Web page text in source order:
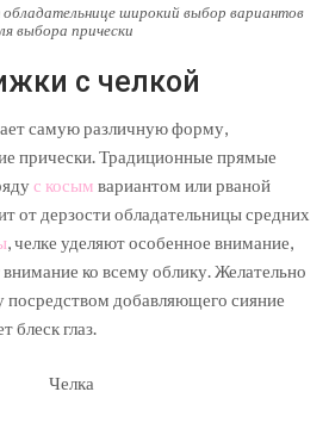
обладательнице широкий выбор вариантов
выбора прически
с челкой
самую различную форму,
прически. Традиционные прямые
с косым вариантом или рваной
от дерзости обладательницы средних
, челке уделяют особенное внимание,
внимание ко всему облику. Желательно
посредством добавляющего сияние
блеск глаз.